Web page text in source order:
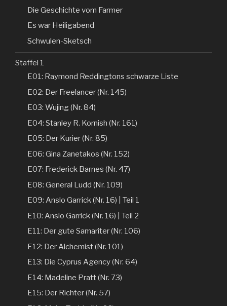
Die Geschichte vom Farmer
Es war Heiligabend
Schwulen-Sketsch
Staffel 1
E01: Raymond Reddingtons schwarze Liste
E02: Der Freelancer (Nr. 145)
E03: Wujing (Nr. 84)
E04: Stanley R. Kornish (Nr. 161)
E05: Der Kurier (Nr. 85)
E06: Gina Zanetakos (Nr. 152)
E07: Frederick Barnes (Nr. 47)
E08: General Ludd (Nr. 109)
E09: Anslo Garrick (Nr. 16) | Teil 1
E10: Anslo Garrick (Nr. 16) | Teil 2
E11: Der gute Samariter (Nr. 106)
E12: Der Alchemist (Nr. 101)
E13: Die Cyprus Agency (Nr. 64)
E14: Madeline Pratt (Nr. 73)
E15: Der Richter (Nr. 57)